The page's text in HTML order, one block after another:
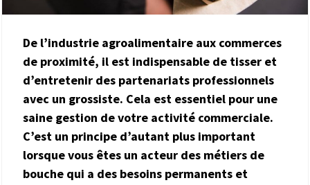
De l’industrie agroalimentaire aux commerces
de proximité, il est indispensable de tisser et
d’entretenir des partenariats professionnels
avec un grossiste. Cela est essentiel pour une
saine gestion de votre activité commerciale.
C’est un principe d’autant plus important
lorsque vous êtes un acteur des métiers de
bouche qui a des besoins permanents et